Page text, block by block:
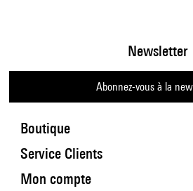
Boutique
Newsletter
Abonnez-vous à la
Service Clients
Mon compte